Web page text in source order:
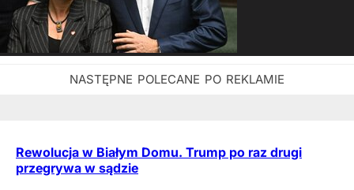
Rewolucja w Białym Domu. Trump po raz drugi
przegrywa w sądzie